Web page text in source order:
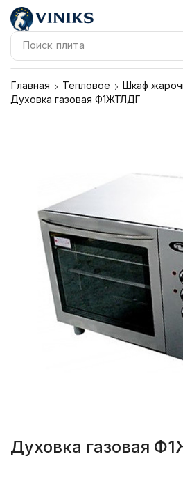
Поиск плита
Главная Тепловое
Шкаф
Духовка газовая Ф1ЖТЛДГ
Духовка газовая